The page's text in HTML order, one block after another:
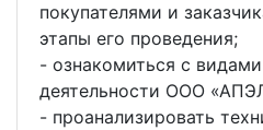
покупателями и
этапы его проведения;
- ознакомиться с
деятельности ООО
- проанализировать